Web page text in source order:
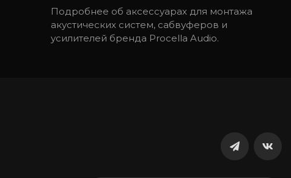
Подробнее об аксессуарах для монтажа
акустических систем, сабвуферов и
усилителей бренда Procella Audio.